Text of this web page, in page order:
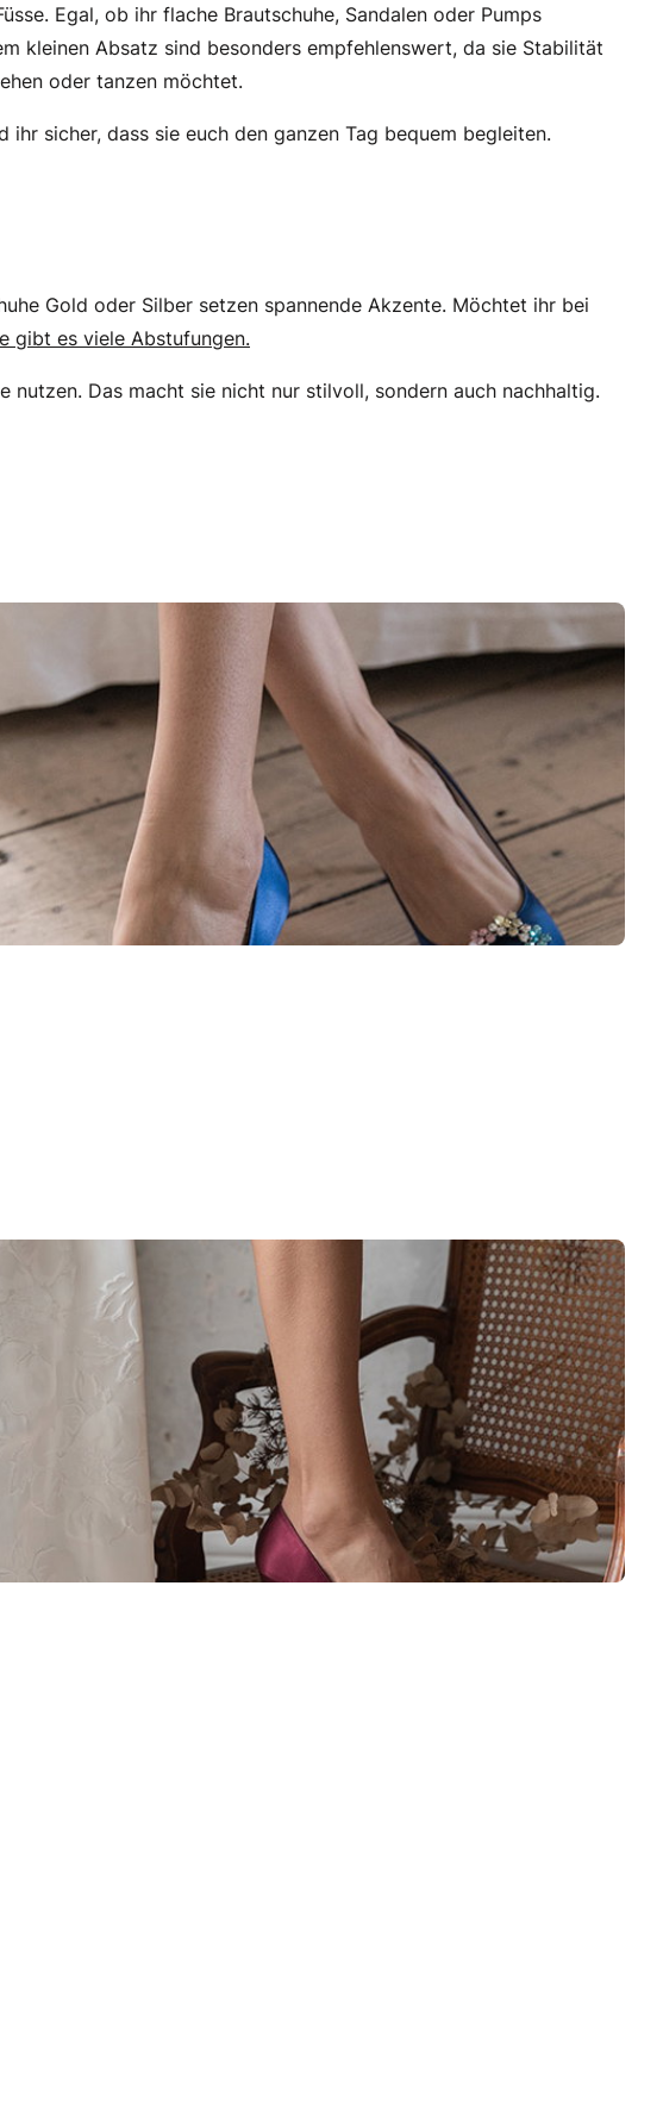
Egal, ob ihr flache Brautschuhe, Sandalen oder Pumps
kleinen Absatz sind besonders empfehlenswert, da sie Stabilität
oder tanzen möchtet.
sicher, dass sie euch den ganzen Tag bequem begleiten.
Gold oder Silber setzen spannende Akzente. Möchtet ihr bei
gibt es viele Abstufungen.
nutzen. Das macht sie nicht nur stilvoll, sondern auch nachhaltig.